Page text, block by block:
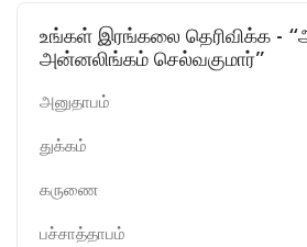
உங்கள் இரங்கலை தெரிவிக்க -
அன்னலிங்கம் செல்வகுமார்”
அனுதாபம்
துக்கம்
கருணை
பச்சாத்தாபம்